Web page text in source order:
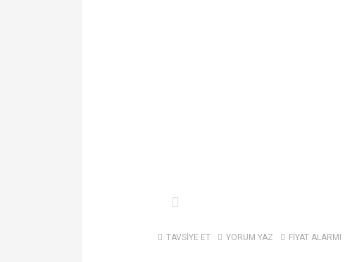
TAVSİYE ET YORUM YAZ FİYAT ALARMI